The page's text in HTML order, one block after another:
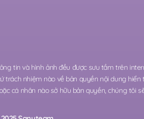
tin và hình ảnh đều được sưu tầm trên
trách nhiệm nào về bản quyền nội dung
cá nhân nào sở hữu bản quyền, chúng tôi